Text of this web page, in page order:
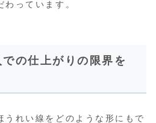
わっています。
の仕上がりの限界を
うれい線をどのような形にもで